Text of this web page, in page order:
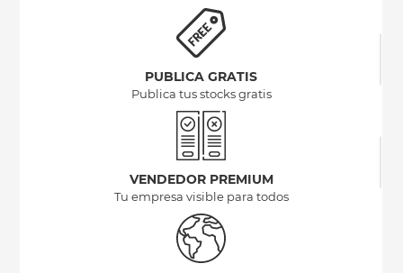
PUBLICA GRATIS
Publica tus stocks gratis
VENDEDOR PREMIUM
Tu empresa visible para todos